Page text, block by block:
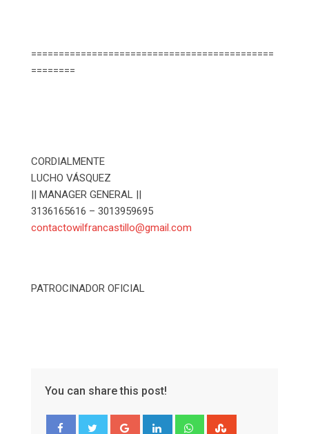
============================================
========
CORDIALMENTE
LUCHO VÁSQUEZ
|| MANAGER GENERAL ||
3136165616 – 3013959695
contactowilfrancastillo@gmail.com
PATROCINADOR OFICIAL
You can share this post!
Google+ LinkedIn Whatsapp